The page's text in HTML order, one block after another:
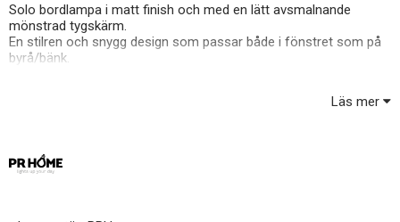
Solo bordlampa i matt finish och med en lätt avsmalnande
mönstrad tygskärm.
En stilren och snygg design som passar både i fönstret som på
byrå/bänk.
Ljuskälla ingår ej, köps separat
Läs mer